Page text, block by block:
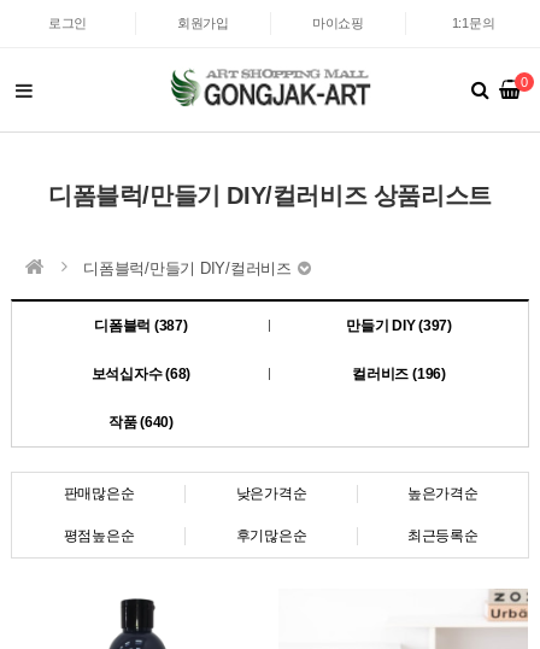
로그인 회원가입 마이쇼핑 1:1문의
0
디폼블럭/만들기 DIY/컬러비즈 상품리스트
디폼블럭/만들기 DIY/컬러비즈
디폼블럭 (387) 만들기 DIY (397)
보석십자수 (68) 컬러비즈 (196)
작품 (640)
판매많은순 낮은가격순 높은가격순
평점높은순 후기많은순 최근등록순